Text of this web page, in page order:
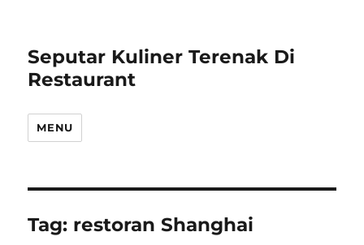
Seputar Kuliner Terenak Di
Restaurant
MENU
Tag: restoran Shanghai